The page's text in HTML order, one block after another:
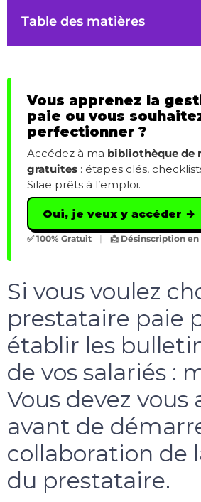
Table des matières
Vous apprenez la
paie ou vous
perfectionner ?
Accédez à ma bibliothèque de
gratuites : étapes clés,
Silae prêts à l’emploi.
Oui, je veux y accéder →
✅ 100% Gratuit | 📩 Désinscription en
Si vous voulez
prestataire paie
établir les
de vos salariés :
Vous devez vous
avant de
collaboration de
du prestataire.